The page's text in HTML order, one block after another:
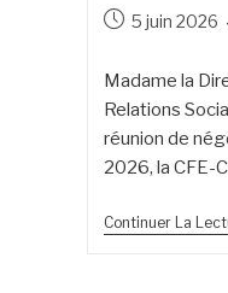
5 juin 2026
Madame la
Relations
réunion de
2026, la CFE-
Continuer La